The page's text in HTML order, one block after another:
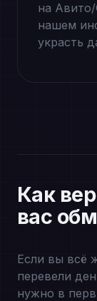
на Авито/
нашем
украсть
Как
вас
Если вы всё
перевели
нужно в